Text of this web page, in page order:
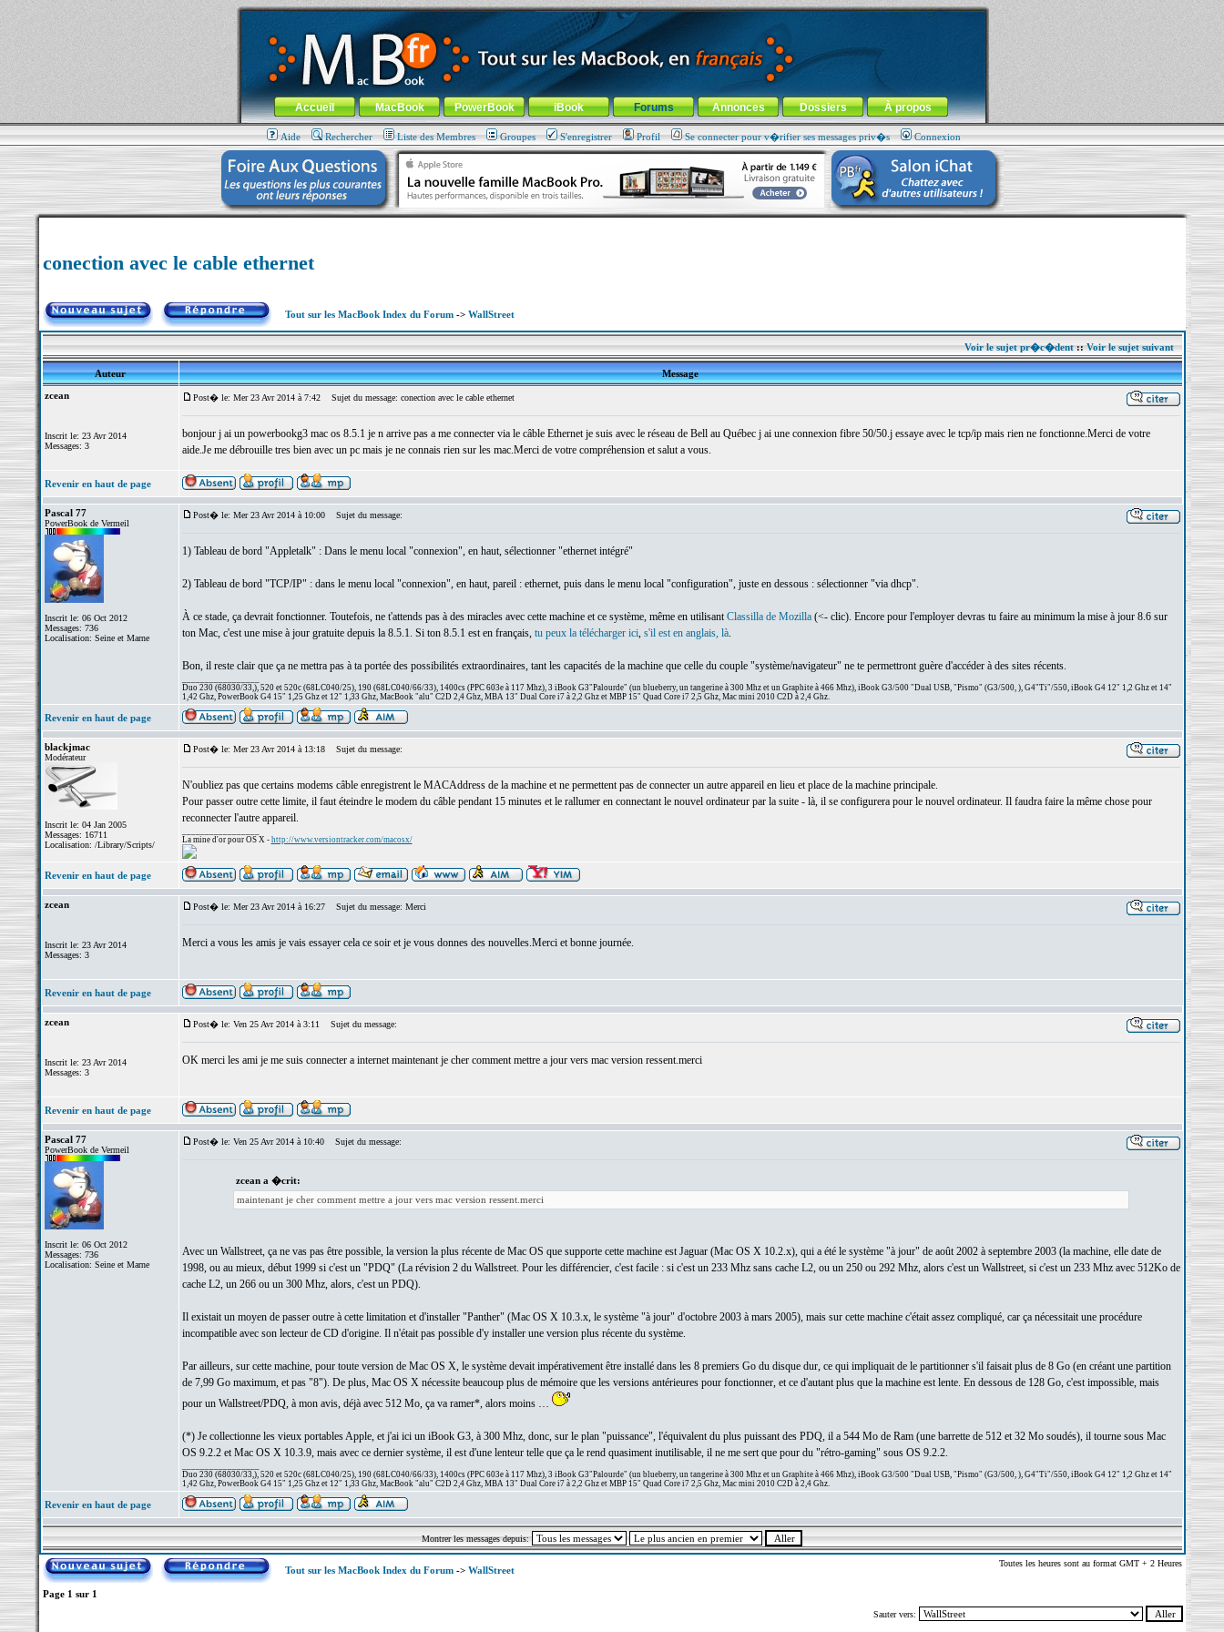
MacBook-fr.com : 100% Apple... 100% nomade !
Aller au contenu-Aller au menu général-Aller au menu de la rubrique
Menu général
Accueil MacBook PowerBook iBook Forums Annonces Dossiers À propos
Aide Rechercher Liste des Membres Groupes S'enregistrer Profil Se connecter pour v�rifier ses messages priv�s Connexion
conection avec le cable ethernet
Tout sur les MacBook Index du Forum-> WallStreet
Voir le sujet pr�c�dent::Voir le sujet suivant
Auteur
Message
zcean
Inscrit le: 23 Avr 2014
Messages: 3
Post� le: Mer 23 Avr 2014 à 7:42 Sujet du message: conection avec le cable ethernet
bonjour j ai un powerbookg3 mac os 8.5.1 je n arrive pas a me connecter via le câble Ethernet je suis avec le réseau de Bell au Québec j ai une connexion fibre 50/50.j essaye avec le tcp/ip mais rien ne fonctionne.Merci de votre
aide.Je me débrouille tres bien avec un pc mais je ne connais rien sur les mac.Merci de votre compréhension et salut a vous.
Revenir en haut de page
Pascal 77
PowerBook de Vermeil
Inscrit le: 06 Oct 2012
Messages: 736
Localisation: Seine et Marne
Post� le: Mer 23 Avr 2014 à 10:00 Sujet du message:
1) Tableau de bord "Appletalk" : Dans le menu local "connexion", en haut, sélectionner "ethernet intégré"
2) Tableau de bord "TCP/IP" : dans le menu local "connexion", en haut, pareil : ethernet, puis dans le menu local "configuration", juste en dessous : sélectionner "via dhcp".
À ce stade, ça devrait fonctionner. Toutefois, ne t'attends pas à des miracles avec cette machine et ce système, même en utilisantClassilla de Mozilla(<- clic). Encore pour l'employer devras tu faire au minimum la mise à jour 8.6 sur
ton Mac, c'est une mise à jour gratuite depuis la 8.5.1. Si ton 8.5.1 est en français, tu peux la télécharger ici, s'il est en anglais, là.
Bon, il reste clair que ça ne mettra pas à ta portée des possibilités extraordinaires, tant les capacités de la machine que celle du couple "système/navigateur" ne te permettront guère d'accéder à des sites récents.
Duo 230 (68030/33,), 520 et 520c (68LC040/25), 190 (68LC040/66/33), 1400cs (PPC 603e à 117 Mhz), 3 iBook G3"Palourde" (un blueberry, un tangerine à 300 Mhz et un Graphite à 466 Mhz), iBook G3/500 "Dual USB, "Pismo" (G3/500, ), G4"Ti"/550, iBook G4 12" 1,2 Ghz et 14"
1,42 Ghz, PowerBook G4 15" 1,25 Ghz et 12" 1,33 Ghz, MacBook "alu" C2D 2,4 Ghz, MBA 13" Dual Core i7 à 2,2 Ghz et MBP 15" Quad Core i7 2,5 Ghz, Mac mini 2010 C2D à 2,4 Ghz.
Revenir en haut de page
blackjmac
Modérateur
Inscrit le: 04 Jan 2005
Messages: 16711
Localisation: /Library/Scripts/
Post� le: Mer 23 Avr 2014 à 13:18 Sujet du message:
N'oubliez pas que certains modems câble enregistrent le MACAddress de la machine et ne permettent pas de connecter un autre appareil en lieu et place de la machine principale.
Pour passer outre cette limite, il faut éteindre le modem du câble pendant 15 minutes et le rallumer en connectant le nouvel ordinateur par la suite - là, il se configurera pour le nouvel ordinateur. Il faudra faire la même chose pour
reconnecter l'autre appareil.
La mine d'or pour OS X - http://www.versiontracker.com/macosx/
Revenir en haut de page
zcean
Inscrit le: 23 Avr 2014
Messages: 3
Post� le: Mer 23 Avr 2014 à 16:27 Sujet du message: Merci
Merci a vous les amis je vais essayer cela ce soir et je vous donnes des nouvelles.Merci et bonne journée.
Revenir en haut de page
zcean
Inscrit le: 23 Avr 2014
Messages: 3
Post� le: Ven 25 Avr 2014 à 3:11 Sujet du message:
OK merci les ami je me suis connecter a internet maintenant je cher comment mettre a jour vers mac version ressent.merci
Revenir en haut de page
Pascal 77
PowerBook de Vermeil
Inscrit le: 06 Oct 2012
Messages: 736
Localisation: Seine et Marne
Post� le: Ven 25 Avr 2014 à 10:40 Sujet du message:
zcean a �crit:
maintenant je cher comment mettre a jour vers mac version ressent.merci
Avec un Wallstreet, ça ne vas pas être possible, la version la plus récente de Mac OS que supporte cette machine est Jaguar (Mac OS X 10.2.x), qui a été le système "à jour" de août 2002 à septembre 2003 (la machine, elle date de
1998, ou au mieux, début 1999 si c'est un "PDQ" (La révision 2 du Wallstreet. Pour les différencier, c'est facile : si c'est un 233 Mhz sans cache L2, ou un 250 ou 292 Mhz, alors c'est un Wallstreet, si c'est un 233 Mhz avec 512Ko de
cache L2, un 266 ou un 300 Mhz, alors, c'est un PDQ).
Il existait un moyen de passer outre à cette limitation et d'installer "Panther" (Mac OS X 10.3.x, le système "à jour" d'octobre 2003 à mars 2005), mais sur cette machine c'était assez compliqué, car ça nécessitait une procédure
incompatible avec son lecteur de CD d'origine. Il n'était pas possible d'y installer une version plus récente du système.
Par ailleurs, sur cette machine, pour toute version de Mac OS X, le système devait impérativement être installé dans les 8 premiers Go du disque dur, ce qui impliquait de le partitionner s'il faisait plus de 8 Go (en créant une partition
de 7,99 Go maximum, et pas "8"). De plus, Mac OS X nécessite beaucoup plus de mémoire que les versions antérieures pour fonctionner, et ce d'autant plus que la machine est lente. En dessous de 128 Go, c'est impossible, mais
pour un Wallstreet/PDQ, à mon avis, déjà avec 512 Mo, ça va ramer*, alors moins …
(*) Je collectionne les vieux portables Apple, et j'ai ici un iBook G3, à 300 Mhz, donc, sur le plan "puissance", l'équivalent du plus puissant des PDQ, il a 544 Mo de Ram (une barrette de 512 et 32 Mo soudés), il tourne sous Mac
OS 9.2.2 et Mac OS X 10.3.9, mais avec ce dernier système, il est d'une lenteur telle que ça le rend quasiment inutilisable, il ne me sert que pour du "rétro-gaming" sous OS 9.2.2.
Duo 230 (68030/33,), 520 et 520c (68LC040/25), 190 (68LC040/66/33), 1400cs (PPC 603e à 117 Mhz), 3 iBook G3"Palourde" (un blueberry, un tangerine à 300 Mhz et un Graphite à 466 Mhz), iBook G3/500 "Dual USB, "Pismo" (G3/500, ), G4"Ti"/550, iBook G4 12" 1,2 Ghz et 14"
1,42 Ghz, PowerBook G4 15" 1,25 Ghz et 12" 1,33 Ghz, MacBook "alu" C2D 2,4 Ghz, MBA 13" Dual Core i7 à 2,2 Ghz et MBP 15" Quad Core i7 2,5 Ghz, Mac mini 2010 C2D à 2,4 Ghz.
Revenir en haut de page
Montrer les messages depuis:
Tout sur les MacBook Index du Forum-> WallStreet
Toutes les heures sont au format GMT + 2 Heures
Page 1 sur 1
Sauter vers: